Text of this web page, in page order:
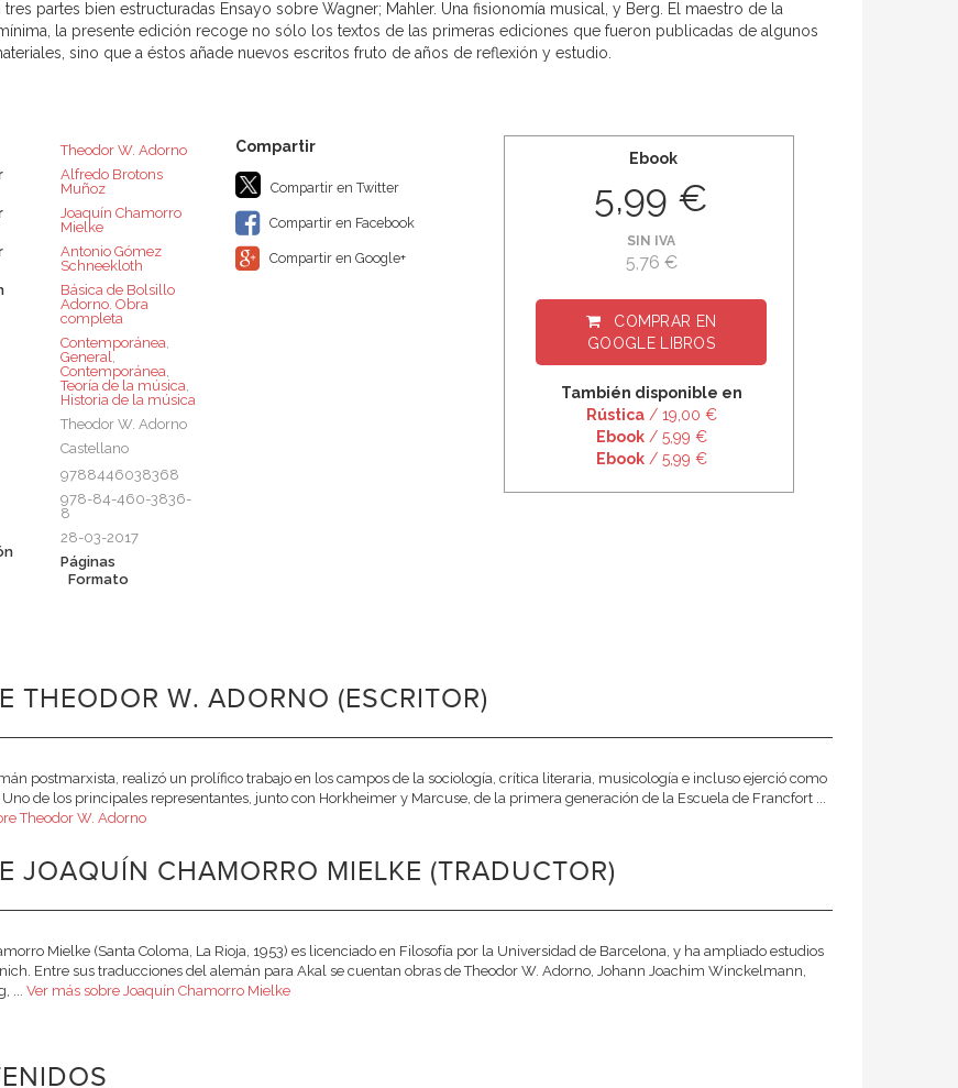
tres partes bien estructuradas Ensayo sobre Wagner; Mahler. Una fisionomía musical, y Berg. El maestro de la
la presente edición recoge no sólo los textos de las primeras ediciones que fueron publicadas de algunos
sino que a éstos añade nuevos escritos fruto de años de reflexión y estudio.
Theodor W. Adorno
Alfredo Brotons
Muñoz
Joaquín Chamorro
Mielke
Antonio Gómez
Schneekloth
Básica de Bolsillo 
Adorno. Obra
completa
Contemporánea,
General,
Contemporánea,
Teoría de la música,
Historia de la música
Theodor W. Adorno
Castellano
9788446038368
978-84-460-3836-
8
28-03-2017
Páginas
Formato
Compartir en Twitter
Compartir en Facebook
Compartir en Google+
Ebook
5,99 €
SIN IVA
5,76 €
COMPRAR EN
GOOGLE LIBROS
También disponible en
Rústica/ 19,00 €
Ebook/ 5,99 €
Ebook/ 5,99 €
THEODOR W. ADORNO (ESCRITOR)
postmarxista, realizó un prolífico trabajo en los campos de la sociología, crítica literaria, musicología e incluso ejerció como
de los principales representantes, junto con Horkheimer y Marcuse, de la primera generación de la Escuela de Francfort ...
Theodor W. Adorno
JOAQUÍN CHAMORRO MIELKE (TRADUCTOR)
Mielke (Santa Coloma, La Rioja, 1953) es licenciado en Filosofía por la Universidad de Barcelona, y ha ampliado estudios
Entre sus traducciones del alemán para Akal se cuentan obras de Theodor W. Adorno, Johann Joachim Winckelmann,
... Ver más sobre Joaquín Chamorro Mielke